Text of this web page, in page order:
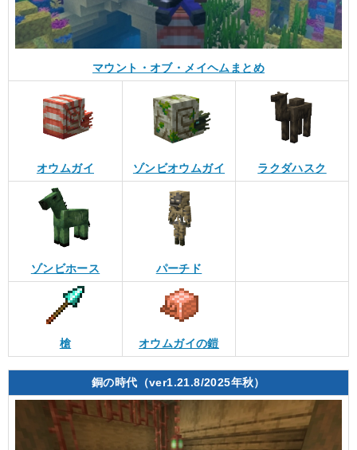
マウント・オブ・メイヘムまとめ
オウムガイ ゾンビオウムガイ ラクダハスク
ゾンビホース パーチド
槍 オウムガイの鎧
銅の時代（ver1.21.8/2025年秋）